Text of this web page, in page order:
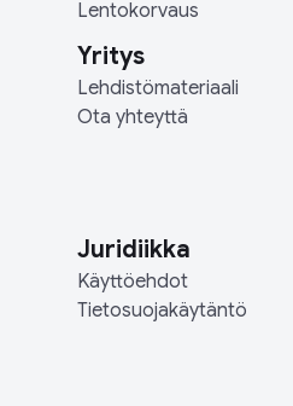
Lentokorvaus
Yritys
Lehdistömateriaali
Ota yhteyttä
Juridiikka
Käyttöehdot
Tietosuojakäytäntö